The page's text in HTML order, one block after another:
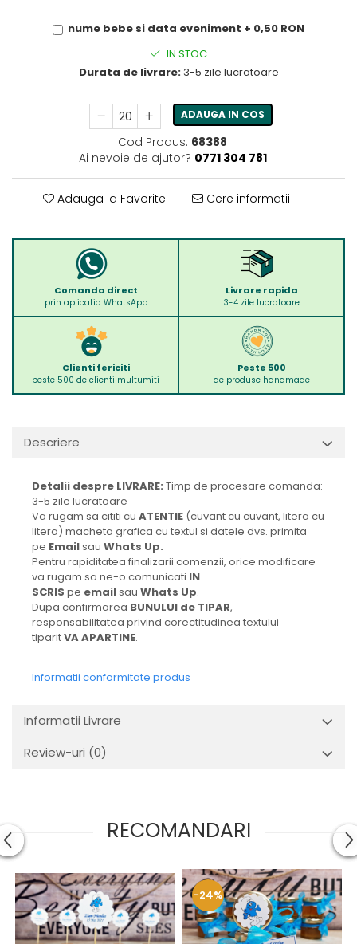
nume bebe si data eveniment + 0,50 RON
IN STOC
Durata de livrare:3-5 zile lucratoare
ADAUGA IN COS
Cod Produs: 68388
Ai nevoie de ajutor? 0771 304 781
Adauga la Favorite Cere informatii
Comanda direct
prin aplicatia WhatsApp
Livrare rapida
3-4 zile lucratoare
Clienti fericiti
peste 500 de clienti multumiti
Peste 500
de produse handmade
Descriere
Detalii despre LIVRARE: Timp de procesare comanda:
3-5 zile lucratoare
Va rugam sa cititi cu ATENTIE (cuvant cu cuvant, litera cu
litera) macheta grafica cu textul si datele dvs. primita
pe Emailsau Whats Up.
Pentru rapiditatea finalizarii comenzii, orice modificare
va rugam sa ne-o comunicati IN
SCRIS pe emailsau Whats Up.
Dupa confirmarea BUNULUI de TIPAR,
responsabilitatea privind corectitudinea textului
tiparitVA APARTINE.
Informatii conformitate produs
Informatii Livrare
Review-uri (0)
RECOMANDARI
-24%